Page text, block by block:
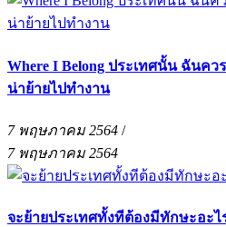
Where I Belong ประเทศนั้น ฉันคว
น่าย้ายไปทำงาน
7 พฤษภาคม 2564 /
7 พฤษภาคม 2564
จะย้ายประเทศทั้งทีต้องมีทักษะอะไ